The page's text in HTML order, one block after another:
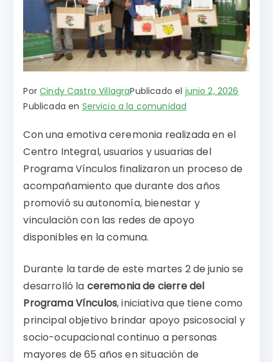
PorCindy Castro VillagraPublicado el junio 2, 2026
Publicada en Servicio a la comunidad
Con una emotiva ceremonia realizada en el
Centro Integral, usuarios y usuarias del
Programa Vínculos finalizaron un proceso de
acompañamiento que durante dos años
promovió su autonomía, bienestar y
vinculación con las redes de apoyo
disponibles en la comuna.
Durante la tarde de este martes 2 de junio se
desarrolló la ceremonia de cierre del
Programa Vínculos, iniciativa que tiene como
principal objetivo brindar apoyo psicosocial y
socio-ocupacional continuo a personas
mayores de 65 años en situación de